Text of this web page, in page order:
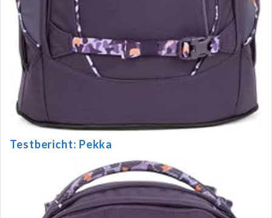
Testbericht: Pekka